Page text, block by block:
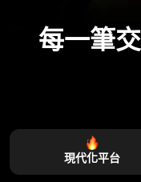
每一筆
現代化平台